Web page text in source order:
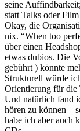
seine
statt Talks oder
Okay, die
nix. “When too
über einen
etwas dubios. Die
gebührt ) könnte
Strukturell würde
Orientierung für die
Und natürlich fand
hören zu können –
habe ich aber auch